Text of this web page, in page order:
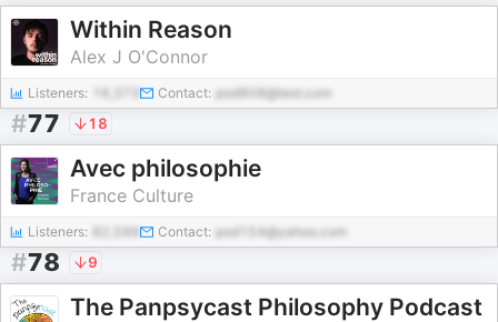
Within Reason
Alex J O'Connor
Listeners: Contact: pod908@test.com
#77 18
Avec philosophie
France Culture
Listeners: Contact: pod154@yahoo.com
#78 9
The Panpsycast Philosophy Podcast